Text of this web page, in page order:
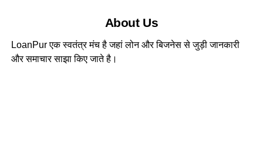
About Us
LoanPur एक स्वतंत्र मंच है जहां लोन और बिजनेस से जुड़ी जानकारी
और समाचार साझा किए जाते है।